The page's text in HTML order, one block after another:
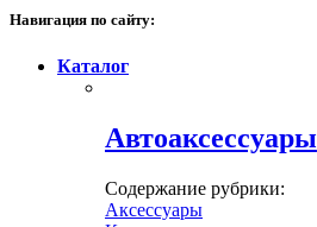
Навигация по сайту:
Каталог
Автоаксессуары
Содержание рубрики:
Аксессуары